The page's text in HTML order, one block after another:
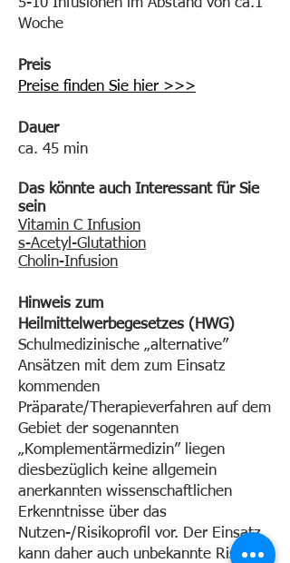
5-10 Infusionen im Abstand von ca.1
Woche
Preis
Preise finden Sie hier >>>
Dauer
ca. 45 min
Das könnte auch Interessant für Sie
sein
Vitamin C Infusion
s-Acetyl-Glutathion
Cholin-Infusion
Hinweis zum
Heilmittelwerbegesetzes (HWG)
Schulmedizinische „alternative”
Ansätzen mit dem zum Einsatz
kommenden
Präparate/Therapieverfahren auf dem
Gebiet der sogenannten
„Komplementärmedizin” liegen
diesbezüglich keine allgemein
anerkannten wissenschaftlichen
Erkenntnisse über das
Nutzen-/Risikoprofil vor. Der Einsatz
kann daher auch unbekannte Risiken